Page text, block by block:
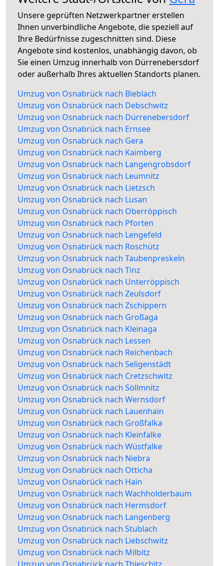
Unsere geprüften Netzwerkpartner erstellen
Ihnen unverbindliche Angebote, die speziell auf
Ihre Bedürfnisse zugeschnitten sind. Diese
Angebote sind kostenlos, unabhängig davon, ob
Sie einen Umzug innerhalb von Dürrenebersdorf
oder außerhalb Ihres aktuellen Standorts planen.
Umzug von Osnabrück nach Bieblach
Umzug von Osnabrück nach Debschwitz
Umzug von Osnabrück nach Dürrenebersdorf
Umzug von Osnabrück nach Ernsee
Umzug von Osnabrück nach Gera
Umzug von Osnabrück nach Kaimberg
Umzug von Osnabrück nach Langengrobsdorf
Umzug von Osnabrück nach Leumnitz
Umzug von Osnabrück nach Lietzsch
Umzug von Osnabrück nach Lusan
Umzug von Osnabrück nach Oberröppisch
Umzug von Osnabrück nach Pforten
Umzug von Osnabrück nach Lengefeld
Umzug von Osnabrück nach Roschütz
Umzug von Osnabrück nach Taubenpreskeln
Umzug von Osnabrück nach Tinz
Umzug von Osnabrück nach Unterröppisch
Umzug von Osnabrück nach Zeulsdorf
Umzug von Osnabrück nach Zschippern
Umzug von Osnabrück nach Großaga
Umzug von Osnabrück nach Kleinaga
Umzug von Osnabrück nach Lessen
Umzug von Osnabrück nach Reichenbach
Umzug von Osnabrück nach Seligenstädt
Umzug von Osnabrück nach Cretzschwitz
Umzug von Osnabrück nach Söllmnitz
Umzug von Osnabrück nach Wernsdorf
Umzug von Osnabrück nach Lauenhain
Umzug von Osnabrück nach Großfalka
Umzug von Osnabrück nach Kleinfalke
Umzug von Osnabrück nach Wüstfalke
Umzug von Osnabrück nach Niebra
Umzug von Osnabrück nach Otticha
Umzug von Osnabrück nach Hain
Umzug von Osnabrück nach Wachholderbaum
Umzug von Osnabrück nach Hermsdorf
Umzug von Osnabrück nach Langenberg
Umzug von Osnabrück nach Stublach
Umzug von Osnabrück nach Liebschwitz
Umzug von Osnabrück nach Milbitz